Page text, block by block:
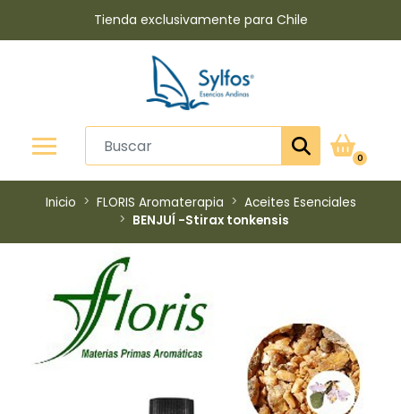
Tienda exclusivamente para Chile
0
Inicio FLORIS Aromaterapia
Aceites Esenciales
BENJUÍ -Stirax tonkensis